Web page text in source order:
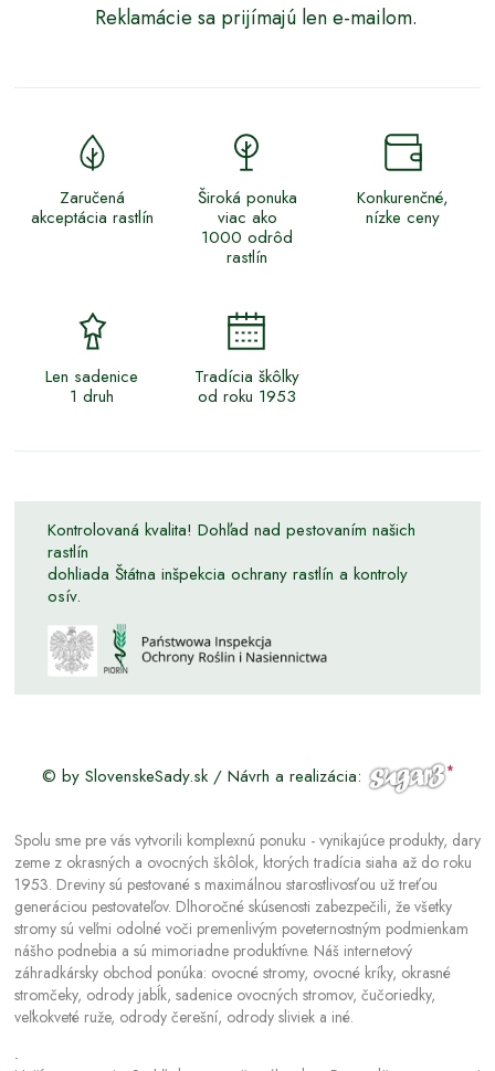
Reklamácie sa prijímajú len e-mailom.
Zaručená
akceptácia rastlín
Široká ponuka
viac ako
1000 odrôd
rastlín
Konkurenčné,
nízke ceny
Len sadenice
1 druh
Tradícia škôlky
od roku 1953
Kontrolovaná kvalita! Dohľad nad pestovaním našich
rastlín
dohliada Štátna inšpekcia ochrany rastlín a kontroly
osív.
© by SlovenskeSady.sk / Návrh a realizácia:
Spolu sme pre vás vytvorili komplexnú ponuku - vynikajúce produkty, dary
zeme z okrasných a ovocných škôlok, ktorých tradícia siaha až do roku
1953. Dreviny sú pestované s maximálnou starostlivosťou už treťou
generáciou pestovateľov. Dlhoročné skúsenosti zabezpečili, že všetky
stromy sú veľmi odolné voči premenlivým poveternostným podmienkam
nášho podnebia a sú mimoriadne produktívne. Náš internetový
záhradkársky obchod ponúka: ovocné stromy, ovocné kríky, okrasné
stromčeky, odrody jabĺk, sadenice ovocných stromov, čučoriedky,
veľkokveté ruže, odrody čerešní, odrody sliviek a iné.
.